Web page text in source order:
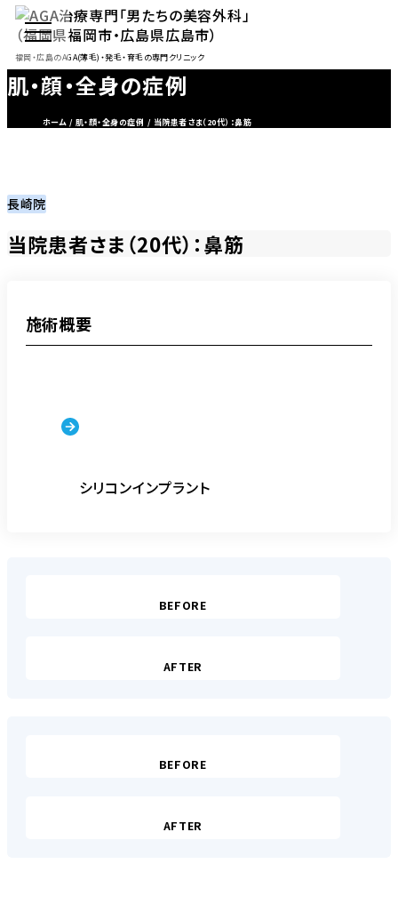
福岡・広島のAGA(薄毛)・発毛・育毛の専門クリニック
肌・顔・全身の症例
ホーム 肌・顔・全身の症例 当院患者さま（20代）：鼻筋
長崎院
当院患者さま（20代）：鼻筋
施術概要
シリコンインプラント
BEFORE
AFTER
BEFORE
AFTER